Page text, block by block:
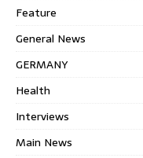
Feature
General News
GERMANY
Health
Interviews
Main News